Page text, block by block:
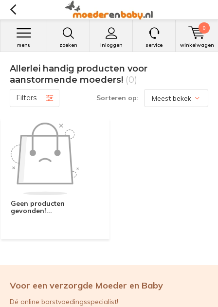
zoeken inloggen
menu service winkelwagen
0
Allerlei handig producten voor
aanstormende moeders! (0)
Filters Sorteren op:
Geen producten
gevonden!...
Voor een verzorgde Moeder en Baby
Dé online borstvoedingsspecialist!